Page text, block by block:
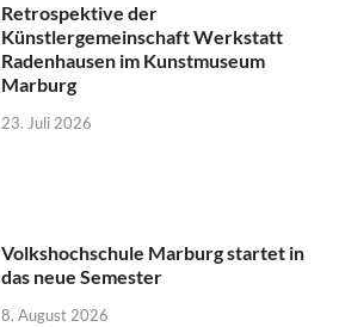
Retrospektive der
Künstlergemeinschaft Werkstatt
Radenhausen im Kunstmuseum
Marburg
23. Juli 2026
Volkshochschule Marburg startet in
das neue Semester
8. August 2026